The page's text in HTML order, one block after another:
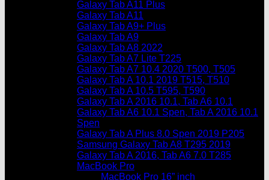
Galaxy Tab A11 Plus
Galaxy Tab A11
Galaxy Tab A9+ Plus
Galaxy Tab A9
Galaxy Tab A8 2022
Galaxy Tab A7 Lite T225
Galaxy Tab A7 10.4 2020 T500, T505
Galaxy Tab A 10.1 2019 T515, T510
Galaxy Tab A 10.5 T595, T590
Galaxy Tab A 2016 10.1, Tab A6 10.1
Galaxy Tab A6 10.1 Spen, Tab A 2016 10.1
Spen
Galaxy Tab A Plus 8.0 Spen 2019 P205
Samsung Galaxy Tab A8 T295 2019
Galaxy Tab A 2016, Tab A6 7.0 T285
MacBook Pro
MacBook Pro 16” inch